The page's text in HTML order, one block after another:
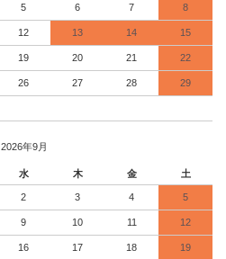
5 6 7 8
12 13 14 15
19 20 21 22
26 27 28 29
2026年9月
水 木 金 土
2 3 4 5
9 10 11 12
16 17 18 19